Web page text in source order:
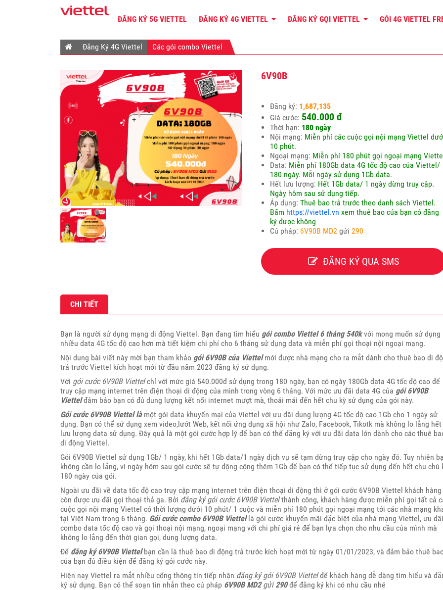
ĐĂNG KÝ 5G VIETTEL ĐĂNG KÝ 4G VIETTEL ĐĂNG KÝ GỌI VIETTEL GÓI 4G VIETTEL
Đăng Ký 4G Viettel Các gói combo Viettel
6V90B
Đăng ký: 1,687,135
Giá cước: 540.000 đ
Thời hạn: 180 ngày
Nội mạng: Miễn phí các cuộc gọi nội mạng Viettel
10 phút.
Ngoại mạng: Miễn phí 180 phút gọi ngoại mạng
Data: Miễn phí 180Gb data 4G tốc độ cao của Viettel/
180 ngày. Mỗi ngày sử dụng 1Gb data.
Hết lưu lượng: Hết 1Gb data/ 1 ngày dừng truy cập.
Ngày hôm sau sử dụng tiếp.
Áp dụng: Thuê bao trả trước theo danh sách Viettel.
Bấm https://viettel.vn xem thuê bao của bạn có đăng
ký được không
Cú pháp: 6V90B MD2gửi 290
ĐĂNG KÝ QUA SMS
CHI TIẾT
Bạn là người sử dụng mạng di động Viettel. Bạn đang tìm hiểu gói combo Viettel 6 tháng 540kvới mong muốn sử dụng
nhiều data 4G tốc độ cao hơn mà tiết kiệm chi phí cho 6 tháng sử dụng data và miễn phí gọi thoại nội ngoại mạng.
Nội dung bài viết này mời bạn tham khảo gói 6V90B của Viettelmới được nhà mạng cho ra mắt dành cho thuê bao di
trả trước Viettel kích hoạt mới từ đầu năm 2023 đăng ký sử dụng.
Với gói cước 6V90B Viettelchỉ với mức giá 540.000đ sử dụng trong 180 ngày, bạn có ngày 180Gb data 4G tốc độ cao để
truy cập mạng internet trên điện thoại di động của mình trong vòng 6 tháng. Với mức ưu đãi data 4G của gói 6V90B
Viettelđảm bảo bạn có đủ dung lượng kết nối internet mượt mà, thoải mái đến hết chu kỳ sử dụng của gói này.
Gói cước 6V90B Viettel làmột gói data khuyến mại của Viettel với ưu đãi dung lượng 4G tốc độ cao 1Gb cho 1 ngày sử
dụng. Bạn có thể sử dụng xem video,lướt Web, kết nối ứng dụng xã hội như Zalo, Facebook, Tikotk mà không lo lắng hết
lưu lượng data sử dụng. Đây quả là một gói cước hợp lý để bạn có thể đăng ký với ưu đãi data lớn dành cho các thuê
di động Viettel.
Gói 6V90B Viettel sử dụng 1Gb/ 1 ngày, khi hết 1Gb data/1 ngày dịch vụ sẽ tạm dừng truy cập cho ngày đó. Tuy nhiên
không cần lo lắng, vì ngày hôm sau gói cước sẽ tự động cộng thêm 1Gb để bạn có thể tiếp tục sử dụng đến hết chu chù
180 ngày của gói.
Ngoài ưu đãi về data tốc độ cao truy cập mạng internet trên điện thoại di động thì ở gói cước 6V90B Viettel khách hàng
còn được ưu đãi gọi thoại thả ga. Bởi đăng ký gói cước 6V90B Viettelthành công, khách hàng được miễn phí gọi tất cả
cuộc gọi nội mạng Viettel có thời lượng dưới 10 phút/ 1 cuộc và miễn phí 180 phút gọi ngoại mạng tới các nhà mạng
tại Việt Nam trong 6 tháng. Gói cước combo 6V90B Viettellà gói cước khuyến mãi đặc biệt của nhà mạng Viettel, ưu đãi
combo data tốc độ cao và gọi thoại nội mạng, ngoại mạng với chi phí giá rẻ để bạn lựa chọn cho nhu cầu của mình mà
không lo lắng đến thời gian gọi, dung lượng data.
Để đăng ký 6V90B Viettelbạn cần là thuê bao di động trả trước kích hoạt mới từ ngày 01/01/2023, và đảm bảo thuê
của bạn đủ điều kiện để đăng ký gói cước này.
Hiện nay Viettel ra mắt nhiều cổng thông tin tiếp nhận đăng ký gói 6V90B Viettelđể khách hàng dễ dàng tìm hiểu và
ký sử dụng. Bạn có thể soạn tin nhắn theo cú pháp 6V90B MD2gửi290để đăng ký khi có nhu cầu nhé